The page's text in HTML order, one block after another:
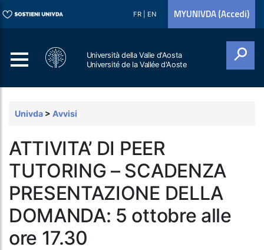
FR EN MYUNIVDA (Accedi)
Università della Valle d'Aosta
Université de la Vallée d'Aoste
Univda > Avvisi
ATTIVITA’ DI PEER
TUTORING – SCADENZA
PRESENTAZIONE DELLA
DOMANDA: 5 ottobre alle
ore 17.30